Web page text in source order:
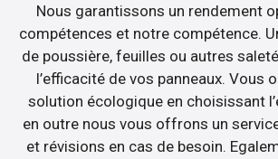
Nous garantissons un rendement
compétences et notre compétence.
de poussière, feuilles ou autres
l’efficacité de vos panneaux. Vous
solution écologique en choisissant
en outre nous vous offrons un
et révisions en cas de besoin.